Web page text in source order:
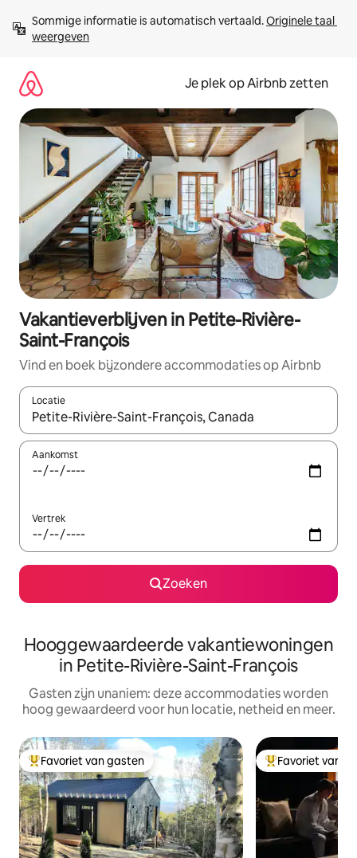
direct
naar
Sommige informatie is automatisch vertaald. Originele taal
weergeven
Je plek op Airbnb zetten
Vakantieverblijven in Petite-Rivière-
Saint-François
Vind en boek bijzondere accommodaties op Airbnb
Locatie
Wanneer er resultaten beschikbaar zijn, maak je een keuze
Aankomst
Vertrek
Zoeken
Hooggewaardeerde vakantiewoningen
in Petite-Rivière-Saint-François
Gasten zijn unaniem: deze accommodaties worden
hoog gewaardeerd voor hun locatie, netheid en meer.
Topfavoriet van gasten
Favoriet van gasten Topfavoriet van
Favoriet van